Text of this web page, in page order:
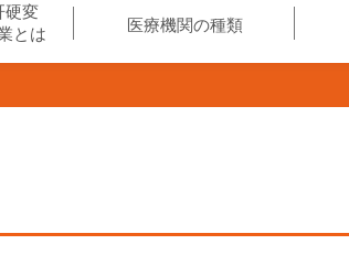
硬変
とは
医療機関の種類